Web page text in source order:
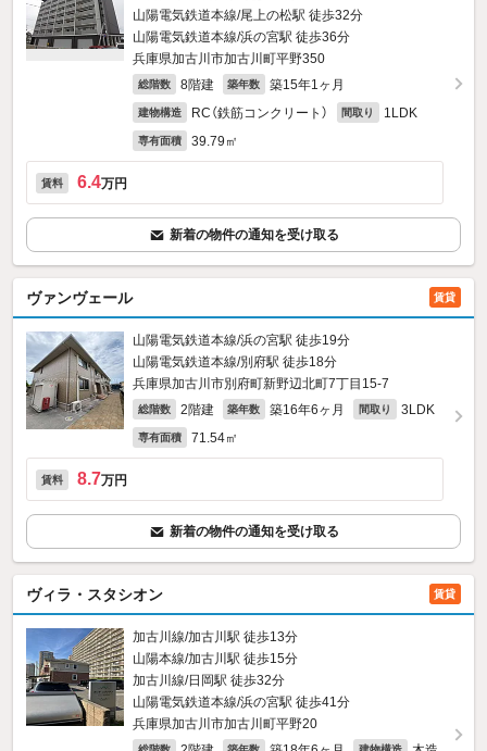
山陽電気鉄道本線/尾上の松駅 徒歩32分
山陽電気鉄道本線/浜の宮駅 徒歩36分
兵庫県加古川市加古川町平野350
総階数 8階建 築年数 築15年1ヶ月
建物構造 RC（鉄筋コンクリート） 間取り 1LDK
専有面積 39.79㎡
賃料 6.4万円
新着の物件の通知を受け取る
ヴァンヴェール 賃貸
山陽電気鉄道本線/浜の宮駅 徒歩19分
山陽電気鉄道本線/別府駅 徒歩18分
兵庫県加古川市別府町新野辺北町7丁目15‐7
総階数 2階建 築年数 築16年6ヶ月 間取り 3LDK
専有面積 71.54㎡
賃料 8.7万円
新着の物件の通知を受け取る
ヴィラ・スタシオン 賃貸
加古川線/加古川駅 徒歩13分
山陽本線/加古川駅 徒歩15分
加古川線/日岡駅 徒歩32分
山陽電気鉄道本線/浜の宮駅 徒歩41分
兵庫県加古川市加古川町平野20